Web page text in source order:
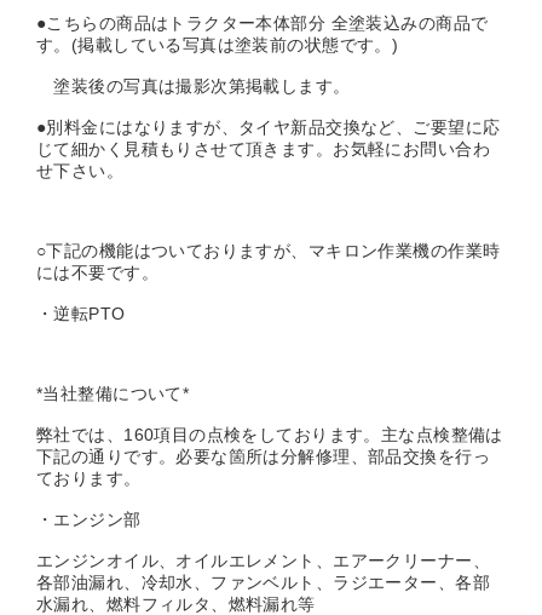
●こちらの商品はトラクター本体部分 全塗装込みの商品で
す。(掲載している写真は塗装前の状態です。)
塗装後の写真は撮影次第掲載します。
●別料金にはなりますが、タイヤ新品交換など、ご要望に応
じて細かく見積もりさせて頂きます。お気軽にお問い合わ
せ下さい。
○下記の機能はついておりますが、マキロン作業機の作業時
には不要です。
・逆転PTO
*当社整備について*
弊社では、160項目の点検をしております。主な点検整備は
下記の通りです。必要な箇所は分解修理、部品交換を行っ
ております。
・エンジン部
エンジンオイル、オイルエレメント、エアークリーナー、
各部油漏れ、冷却水、ファンベルト、ラジエーター、各部
水漏れ、燃料フィルタ、燃料漏れ等